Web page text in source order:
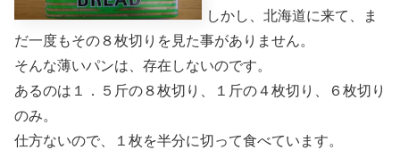
しかし、北海道に来て、ま
だ一度もその８枚切りを見た事がありません。
そんな薄いパンは、存在しないのです。
あるのは１．５斤の８枚切り、１斤の４枚切り、６枚切り
のみ。
仕方ないので、１枚を半分に切って食べています。